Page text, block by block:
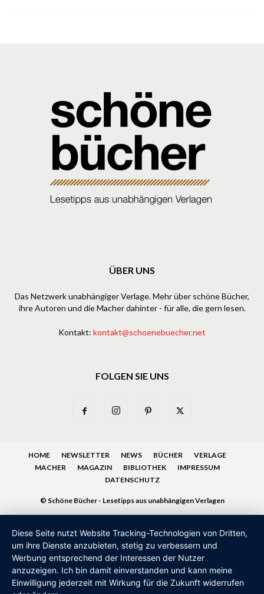
ÜBER UNS
Das Netzwerk unabhängiger Verlage. Mehr über schöne Bücher,
ihre Autoren und die Macher dahinter - für alle, die gern lesen.
Kontakt: kontakt@schoenebuecher.net
FOLGEN SIE UNS
HOME NEWSLETTER NEWS BÜCHER
VERLAGE
MACHER
MAGAZIN BIBLIOTHEK
IMPRESSUM
DATENSCHUTZ
© Schöne Bücher - Lesetipps aus unabhängigen Verlagen
Diese Seite nutzt Website Tracking-Technologien von Dritten,
um ihre Dienste anzubieten, stetig zu verbessern und
Werbung entsprechend der Interessen der Nutzer
anzuzeigen. Ich bin damit einverstanden und kann meine
Einwilligung jederzeit mit Wirkung für die Zukunft widerrufen